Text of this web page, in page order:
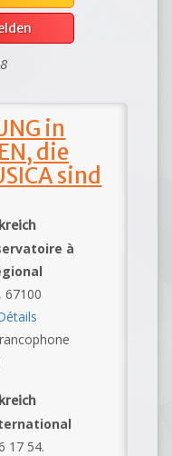
in
die
sind
à
67100
17 54.